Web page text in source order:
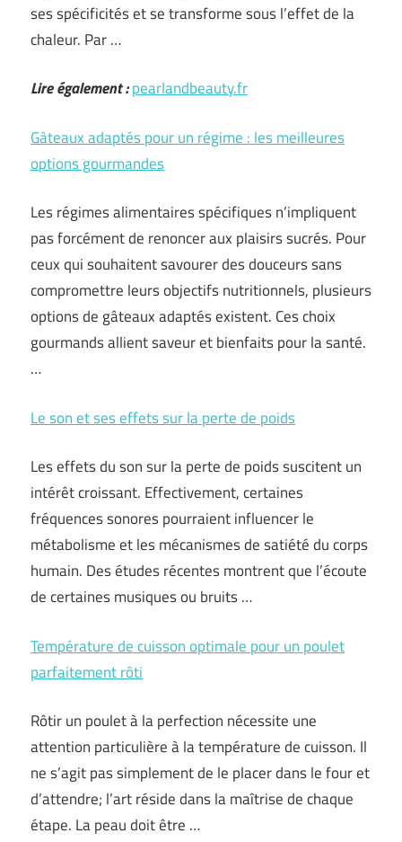
ses spécificités et se transforme sous l’effet de la
chaleur. Par …
Lire également :pearlandbeauty.fr
Gâteaux adaptés pour un régime : les meilleures
options gourmandes
Les régimes alimentaires spécifiques n’impliquent
pas forcément de renoncer aux plaisirs sucrés. Pour
ceux qui souhaitent savourer des douceurs sans
compromettre leurs objectifs nutritionnels, plusieurs
options de gâteaux adaptés existent. Ces choix
gourmands allient saveur et bienfaits pour la santé.
…
Le son et ses effets sur la perte de poids
Les effets du son sur la perte de poids suscitent un
intérêt croissant. Effectivement, certaines
fréquences sonores pourraient influencer le
métabolisme et les mécanismes de satiété du corps
humain. Des études récentes montrent que l’écoute
de certaines musiques ou bruits …
Température de cuisson optimale pour un poulet
parfaitement rôti
Rôtir un poulet à la perfection nécessite une
attention particulière à la température de cuisson. Il
ne s’agit pas simplement de le placer dans le four et
d’attendre; l’art réside dans la maîtrise de chaque
étape. La peau doit être …